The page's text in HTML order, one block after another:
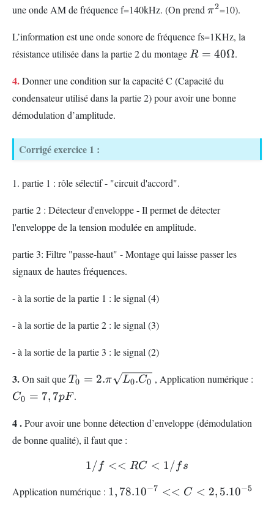
une onde AM de fréquence f=140kHz. (On prend \pi
π2=10).
L’information est une onde sonore de fréquence fs=1KHz, la
résistance utilisée dans la partie 2 du montage R=40\Omega
R = 40Ω.
4.Donner une condition sur la capacité C (Capacité du
condensateur utilisé dans la partie 2) pour avoir une bonne
démodulation d’amplitude.
Corrigé exercice 1 :
1. partie 1 : rôle sélectif - "circuit d'accord".
partie 2 : Détecteur d'enveloppe - Il permet de détecter
l'enveloppe de la tension modulée en amplitude.
partie 3: Filtre "passe-haut" - Montage qui laisse passer les
signaux de hautes fréquences.
- à la sortie de la partie 1 : le signal (4)
- à la sortie de la partie 2 : le signal (3)
- à la sortie de la partie 3 : le signal (2)
3.On sait queT_{0}=2.\pi
\sqrt{L_{0}.C_{0}}
T0 = 2.π L0.C0 , Application numérique :
C0 = 7, 7pF .
4 .Pour avoir une bonne détection d’enveloppe (démodulation
de bonne qualité), il faut que :
1/f << RC < 1/fs
1/ f << RC < 1/ fs
Application numérique : 1,78.10^{-7}
1, 78.10−7 << C < 2, 5.10−5